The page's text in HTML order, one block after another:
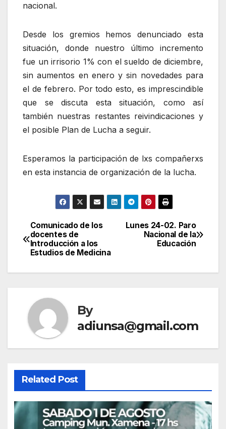
nacional.
Desde los gremios hemos denunciado esta
situación, donde nuestro último incremento
fue un irrisorio 1% con el sueldo de diciembre,
sin aumentos en enero y sin novedades para
el de febrero. Por todo esto, es imprescindible
que se discuta esta situación, como así
también nuestras restantes reivindicaciones y
el posible Plan de Lucha a seguir.
Esperamos la participación de lxs compañerxs
en esta instancia de organización de la lucha.
Navegación
de
entradas
Lunes 24-02. Paro
Nacional de la
Educación
Comunicado de los
docentes de
Introducción a los
Estudios de Medicina
By
adiunsa@gmail.com
Related Post